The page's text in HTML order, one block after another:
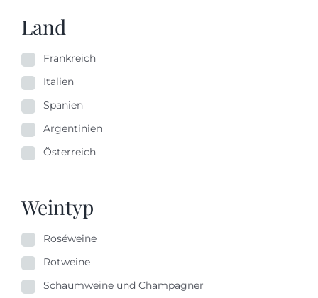
Land
Frankreich
Italien
Spanien
Argentinien
Österreich
Weintyp
Roséweine
Rotweine
Schaumweine und Champagner